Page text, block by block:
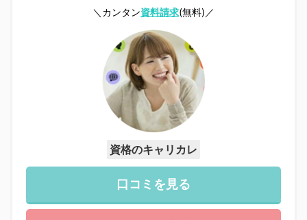
＼カンタン資料請求(無料)／
資格のキャリカレ
口コミを見る